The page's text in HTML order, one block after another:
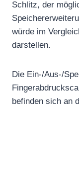
Schlitz, der
würde im
darstellen.
Die Ein-/Aus-/
befinden sich an